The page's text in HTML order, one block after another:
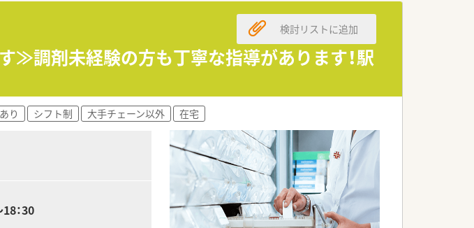
域密着型の調剤薬局を運営しています。
ホスピタリティ溢れる対応を心掛けています。
ーズへ柔軟かつ専門的に応えています。
ライフバランスを保ちやすいです。
暇取得を積極的に奨励しています。
導や監査、調剤業務をお任せします。
≫調剤未経験の方も丁寧な指導があります！駅
検討リストに追加
り シフト制 大手チェーン以外 在宅
：30